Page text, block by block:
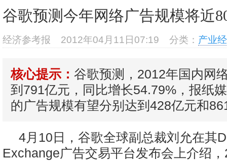
谷歌预测今年网络广告规模将近
经济参考报 2012年04月11日07:19 分类： 产业
核心提示： 谷歌预测，2012年国内网
到791亿元，同比增长54.79%，报纸
的广告规模有望分别达到428亿元和
4月10日，谷歌全球副总裁刘允在其
Exchange广告交易平台发布会上介绍